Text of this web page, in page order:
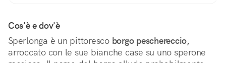
Cos'è e dov'è
Sperlonga è un pittoresco borgo peschereccio,
arroccato con le sue bianche case su uno sperone